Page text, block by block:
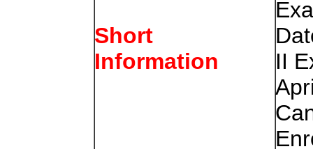
Short
Information
II